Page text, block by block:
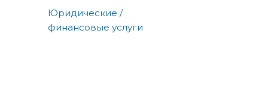
Юридические /
финансовые услуги